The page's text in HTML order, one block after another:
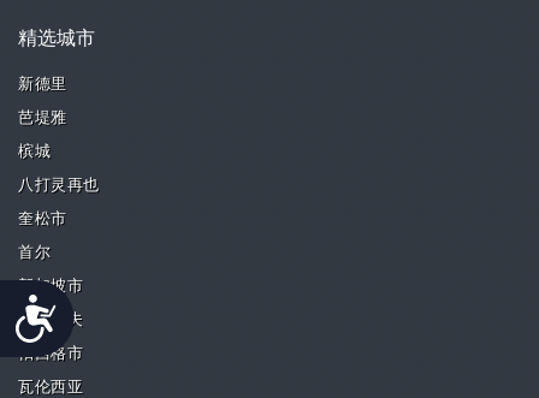
Accessibility
精选城市
新德里
芭堤雅
槟城
八打灵再也
奎松市
首尔
新加坡市
特拉维夫
帕西格市
瓦伦西亚